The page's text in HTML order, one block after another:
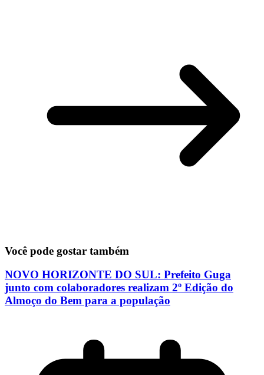
Você pode gostar também
NOVO HORIZONTE DO SUL: Prefeito Guga
junto com colaboradores realizam 2º Edição do
Almoço do Bem para a população